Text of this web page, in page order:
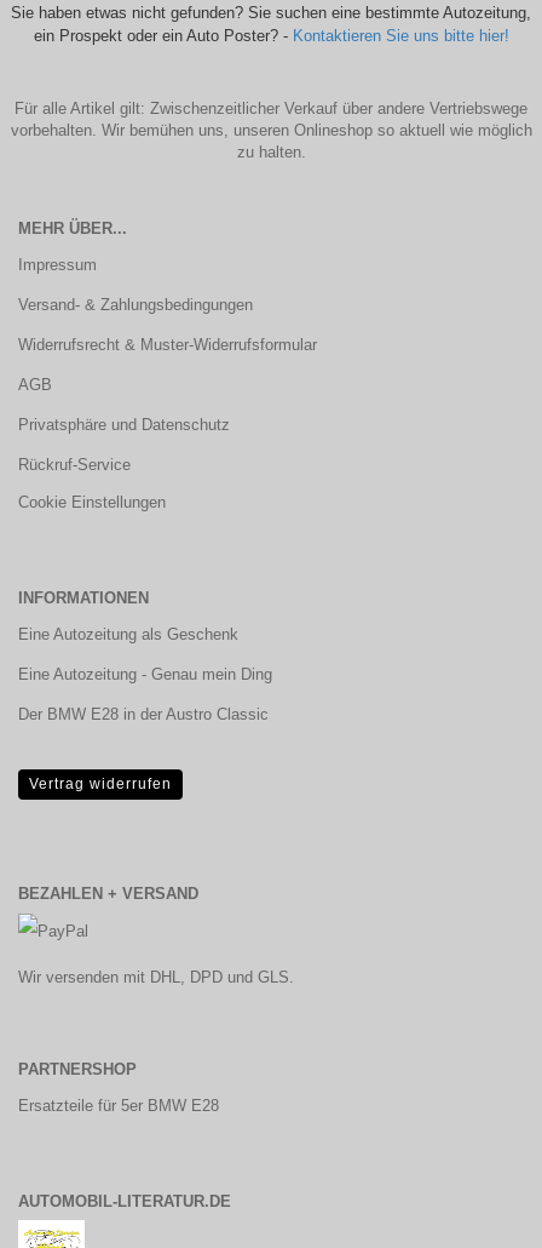
Sie haben etwas nicht gefunden? Sie suchen eine bestimmte Autozeitung,
ein Prospekt oder ein Auto Poster? - Kontaktieren Sie uns bitte hier!
Für alle Artikel gilt: Zwischenzeitlicher Verkauf über andere Vertriebswege
vorbehalten. Wir bemühen uns, unseren Onlineshop so aktuell wie möglich
zu halten.
MEHR ÜBER...
Impressum
Versand- & Zahlungsbedingungen
Widerrufsrecht & Muster-Widerrufsformular
AGB
Privatsphäre und Datenschutz
Rückruf-Service
Cookie Einstellungen
INFORMATIONEN
Eine Autozeitung als Geschenk
Eine Autozeitung - Genau mein Ding
Der BMW E28 in der Austro Classic
Vertrag widerrufen
BEZAHLEN + VERSAND
Wir versenden mit DHL, DPD und GLS.
PARTNERSHOP
Ersatzteile für 5er BMW E28
AUTOMOBIL-LITERATUR.DE